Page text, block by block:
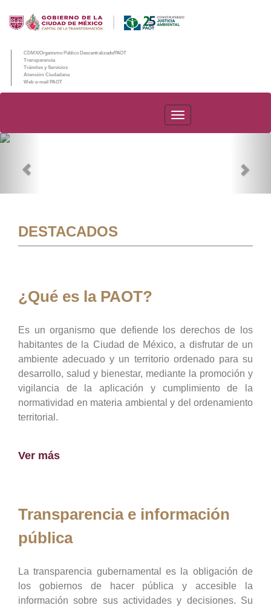
CDMX/Organismo Público Descentralizado/PAOT
Transparencia
Trámites y Servicios
Atención Ciudadana
Web e-mail PAOT
PAOT
DESTACADOS
¿Qué es la PAOT?
Es un organismo que defiende los derechos de los
habitantes de la Ciudad de México, a disfrutar de un
ambiente adecuado y un territorio ordenado para su
desarrollo, salud y bienestar, mediante la promoción y
vigilancia de la aplicación y cumplimiento de la
normatividad en materia ambiental y del ordenamiento
territorial.
Ver más
Transparencia e información
pública
La transparencia gubernamental es la obligación de
los gobiernos de hacer pública y accesible la
información sobre sus actividades y decisiones. Su